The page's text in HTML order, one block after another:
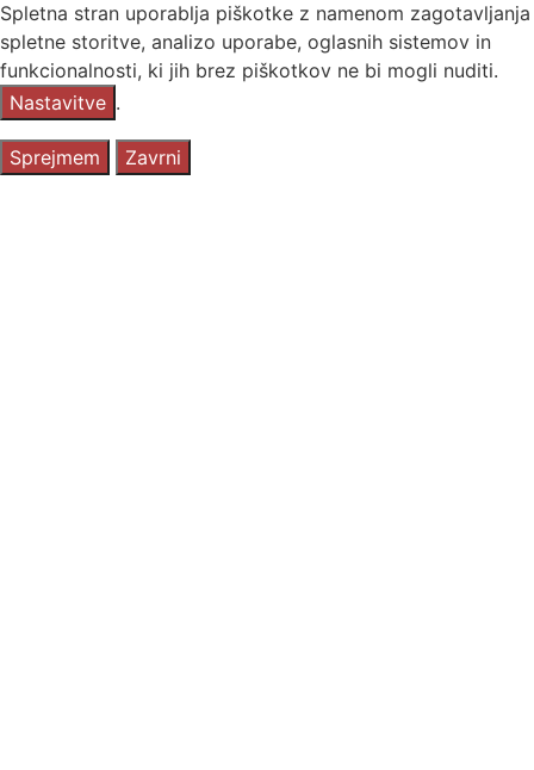
Spletna stran uporablja piškotke z namenom zagotavljanja
spletne storitve, analizo uporabe, oglasnih sistemov in
funkcionalnosti, ki jih brez piškotkov ne bi mogli nuditi.
Nastavitve .
Sprejmem Zavrni